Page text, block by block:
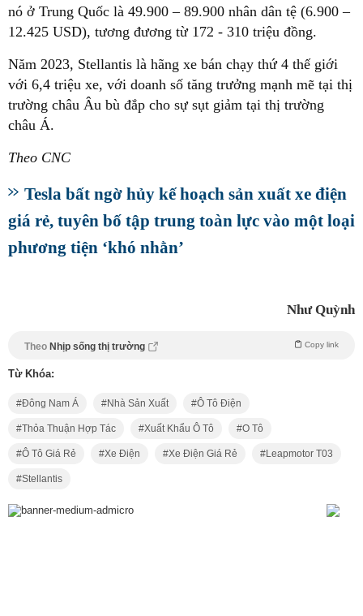
nó ở Trung Quốc là 49.900 – 89.900 nhân dân tệ (6.900 –
12.425 USD), tương đương từ 172 - 310 triệu đồng.
Năm 2023, Stellantis là hãng xe bán chạy thứ 4 thế giới
với 6,4 triệu xe, với doanh số tăng trưởng mạnh mẽ tại thị
trường châu Âu bù đắp cho sự sụt giảm tại thị trường
châu Á.
Theo CNC
Tesla bất ngờ hủy kế hoạch sản xuất xe điện
giá rẻ, tuyên bố tập trung toàn lực vào một loại
phương tiện ‘khó nhằn’
Như Quỳnh
Theo Nhịp sống thị trường Copy link
Từ Khóa:
Đông Nam Á Nhà Sản Xuất Ô Tô Điện
Thỏa Thuận Hợp Tác Xuất Khẩu Ô Tô O Tô
Ô Tô Giá Rẻ Xe Điện Xe Điện Giá Rẻ Leapmotor T03
Stellantis